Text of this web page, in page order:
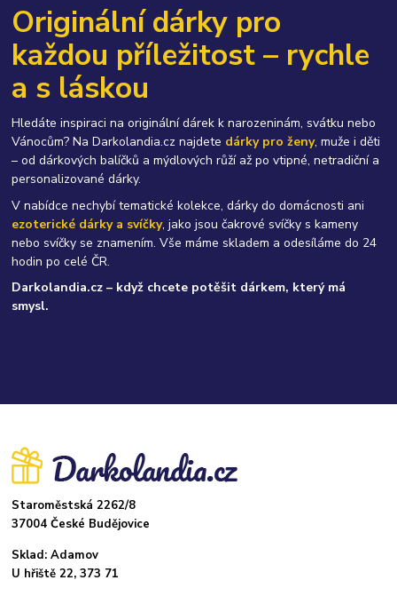
Originální dárky pro
každou příležitost – rychle
a s láskou
Hledáte inspiraci na originální dárek k narozeninám, svátku nebo
Vánocům? Na Darkolandia.cz najdete dárky pro ženy, muže i děti
– od dárkových balíčků a mýdlových růží až po vtipné, netradiční a
personalizované dárky.
V nabídce nechybí tematické kolekce, dárky do domácnosti ani
ezoterické dárky a svíčky, jako jsou čakrové svíčky s kameny
nebo svíčky se znamením. Vše máme skladem a odesíláme do 24
hodin po celé ČR.
Darkolandia.cz – když chcete potěšit dárkem, který má
smysl.
Staroměstská 2262/8
37004 České Budějovice
Sklad: Adamov
U hřiště 22, 373 71